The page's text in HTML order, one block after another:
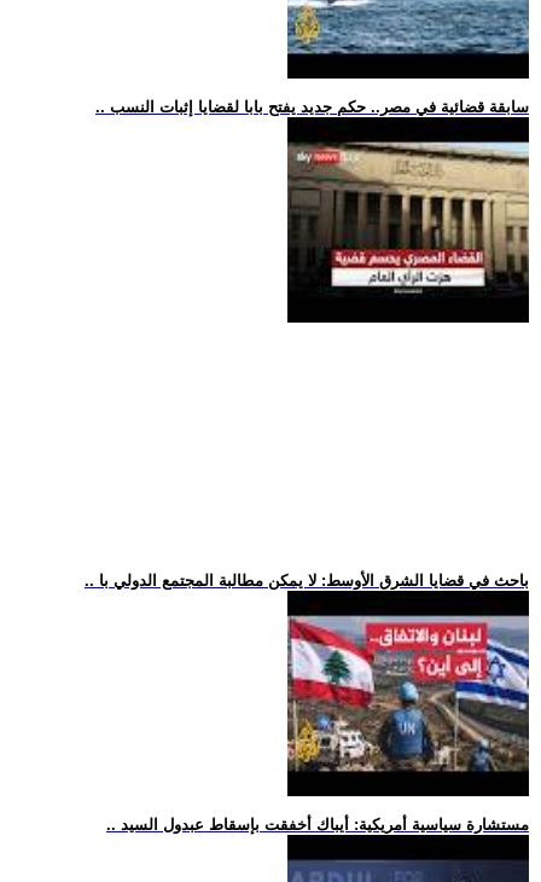
.. سابقة قضائية في مصر.. حكم جديد يفتح بابا لقضايا إثبات النسب
.. باحث في قضايا الشرق الأوسط: لا يمكن مطالبة المجتمع الدولي با
.. مستشارة سياسية أمريكية: أيباك أخفقت بإسقاط عبدول السيد